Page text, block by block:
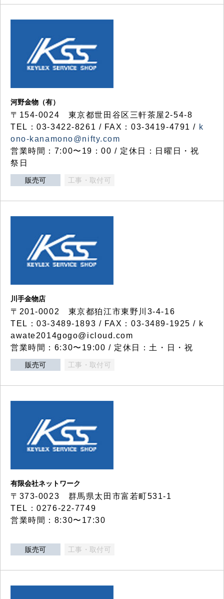
河野金物（有）
〒154-0024 東京都世田谷区三軒茶屋2-54-8
TEL：03-3422-8261 / FAX：03-3419-4791 / k
ono-kanamono@nifty.com
営業時間：7:00〜19：00 / 定休日：日曜日・祝
祭日
販売可 工事・取付可
川手金物店
〒201-0002 東京都狛江市東野川3-4-16
TEL：03-3489-1893 / FAX：03-3489-1925 / k
awate2014gogo@icloud.com
営業時間：6:30〜19:00 / 定休日：土・日・祝
販売可 工事・取付可
有限会社ネットワーク
〒373-0023 群馬県太田市富若町531-1
TEL：0276-22-7749
営業時間：8:30〜17:30
販売可 工事・取付可